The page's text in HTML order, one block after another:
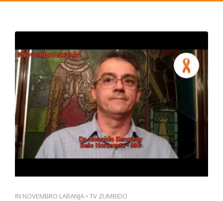
IN NOVEMBRO LARANJA • TV ZUMBIDO